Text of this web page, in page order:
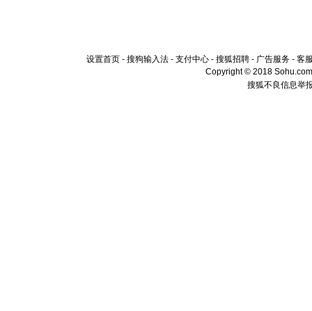
设置首页 - 搜狗输入法 - 支付中心 - 搜狐招聘 - 广告服务 - 客
Copyright © 2018
搜狐不良信息举